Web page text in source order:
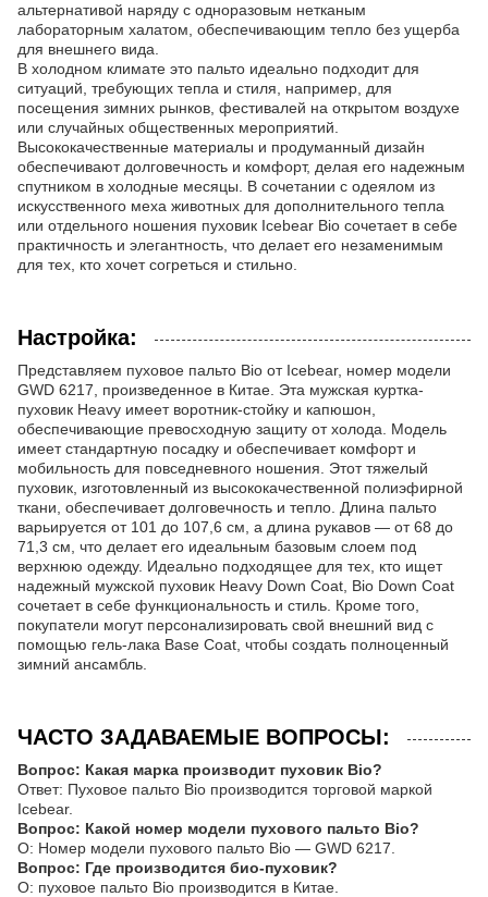
альтернативой наряду с одноразовым нетканым
лабораторным халатом, обеспечивающим тепло без ущерба
для внешнего вида.
В холодном климате это пальто идеально подходит для
ситуаций, требующих тепла и стиля, например, для
посещения зимних рынков, фестивалей на открытом воздухе
или случайных общественных мероприятий.
Высококачественные материалы и продуманный дизайн
обеспечивают долговечность и комфорт, делая его надежным
спутником в холодные месяцы. В сочетании с одеялом из
искусственного меха животных для дополнительного тепла
или отдельного ношения пуховик Icebear Bio сочетает в себе
практичность и элегантность, что делает его незаменимым
для тех, кто хочет согреться и стильно.
Настройка:
Представляем пуховое пальто Bio от Icebear, номер модели
GWD 6217, произведенное в Китае. Эта мужская куртка-
пуховик Heavy имеет воротник-стойку и капюшон,
обеспечивающие превосходную защиту от холода. Модель
имеет стандартную посадку и обеспечивает комфорт и
мобильность для повседневного ношения. Этот тяжелый
пуховик, изготовленный из высококачественной полиэфирной
ткани, обеспечивает долговечность и тепло. Длина пальто
варьируется от 101 до 107,6 см, а длина рукавов — от 68 до
71,3 см, что делает его идеальным базовым слоем под
верхнюю одежду. Идеально подходящее для тех, кто ищет
надежный мужской пуховик Heavy Down Coat, Bio Down Coat
сочетает в себе функциональность и стиль. Кроме того,
покупатели могут персонализировать свой внешний вид с
помощью гель-лака Base Coat, чтобы создать полноценный
зимний ансамбль.
ЧАСТО ЗАДАВАЕМЫЕ ВОПРОСЫ:
Вопрос: Какая марка производит пуховик Bio?
Ответ: Пуховое пальто Bio производится торговой маркой
Icebear.
Вопрос: Какой номер модели пухового пальто Bio?
О: Номер модели пухового пальто Bio — GWD 6217.
Вопрос: Где производится био-пуховик?
О: пуховое пальто Bio производится в Китае.